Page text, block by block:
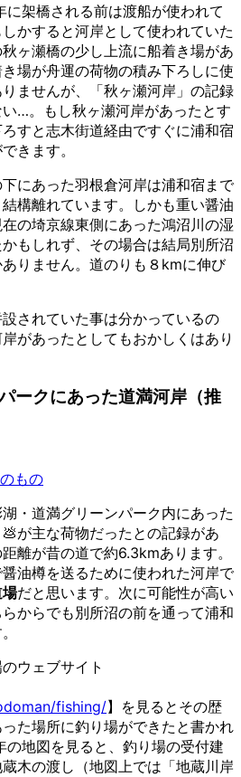
架橋される前は渡船が使われて
かすると河岸として使われていた
ヶ瀬橋の少し上流に船着き場があ
場が舟運の荷物の積み下ろしに使
ませんが、「秋ヶ瀬河岸」の記録
…。もし秋ヶ瀬河岸があったとす
すと志木街道経由ですぐに浦和宿
きます。
にあった羽根倉河岸は浦和宿まで
構離れています。しかも重い醤油
の埼京線東側にあった鴻沼川の湿
もしれず、その場合は結局別所沼
りません。道のりも８kmに伸び
されていた事は分かっているの
があったとしてもおかしくはあり
ークにあった道満河岸（推
もの
・道満グリーンパーク内にあった
が主な荷物だったとの記録があ
離が昔の道で約6.3kmあります。
油樽を送るために使われた河岸で
だと思います。次に可能性が高い
からでも別所沼の前を通って浦和
ウェブサイト
fishing/】を見るとその歴
た場所に釣り場ができたと書かれ
地図を見ると、釣り場の受付建
木の渡し（地図上では「地蔵川岸